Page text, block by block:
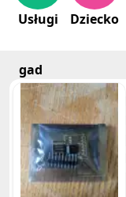
Usługi Dziecko
gad